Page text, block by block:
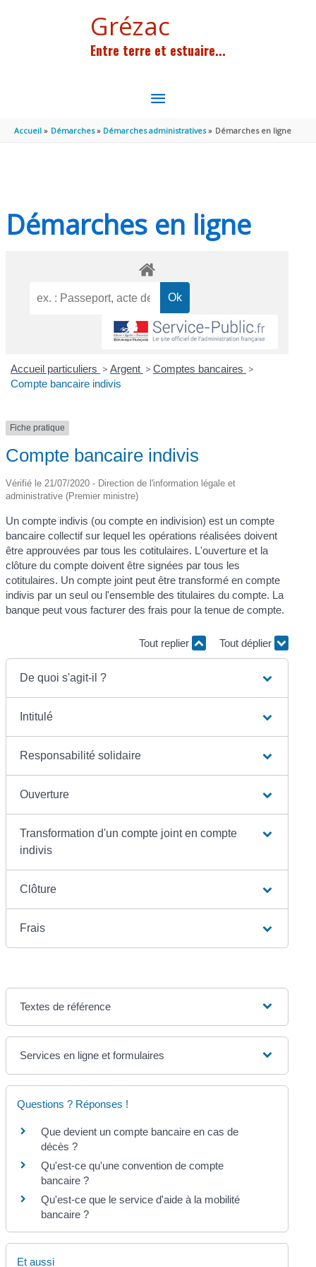
Grézac
Entre terre et estuaire...
MENU
PRINCIPAL
Accueil Démarches Démarches administratives Démarches en ligne
Démarches en ligne
Accueil particuliers > Argent > Comptes bancaires >
Compte bancaire indivis
Fiche pratique
Compte bancaire indivis
Vérifié le 21/07/2020 - Direction de l'information légale et
administrative (Premier ministre)
Un compte indivis (ou compte en indivision) est un compte
bancaire collectif sur lequel les opérations réalisées doivent
être approuvées par tous les cotitulaires. L'ouverture et la
clôture du compte doivent être signées par tous les
cotitulaires. Un compte joint peut être transformé en compte
indivis par un seul ou l'ensemble des titulaires du compte. La
banque peut vous facturer des frais pour la tenue de compte.
Tout replier Tout déplier
De quoi s'agit-il ?
Intitulé
Responsabilité solidaire
Ouverture
Transformation d'un compte joint en compte
indivis
Clôture
Frais
Textes de référence
Services en ligne et formulaires
Questions ? Réponses !
Que devient un compte bancaire en cas de
décès ?
Qu'est-ce qu'une convention de compte
bancaire ?
Qu'est-ce que le service d'aide à la mobilité
bancaire ?
Et aussi